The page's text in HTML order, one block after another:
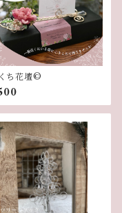
ち花壇©︎